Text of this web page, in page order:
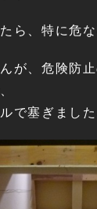
ら、特に危な
が、危険防
で塞ぎました